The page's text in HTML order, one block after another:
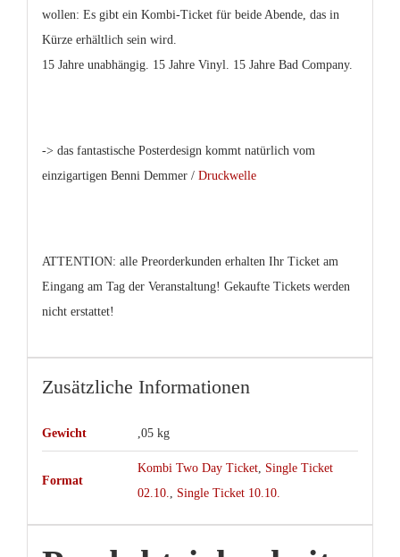
wollen: Es gibt ein Kombi-Ticket für beide Abende, das in
Kürze erhältlich sein wird.
15 Jahre unabhängig. 15 Jahre Vinyl. 15 Jahre Bad Company.
-> das fantastische Posterdesign kommt natürlich vom
einzigartigen Benni Demmer /Druckwelle
ATTENTION: alle Preorderkunden erhalten Ihr Ticket am
Eingang am Tag der Veranstaltung! Gekaufte Tickets werden
nicht erstattet!
Zusätzliche Informationen
Gewicht ,05 kg
Format
Kombi Two Day Ticket, Single Ticket
02.10.
Single Ticket 10.10.